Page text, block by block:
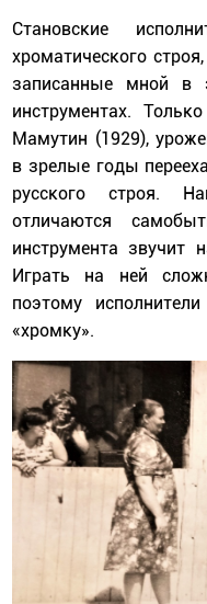
Становские
хроматического
записанные мной в
инструментах.
Мамутин (1929),
в зрелые годы
русского строя.
отличаются
инструмента
Играть на ней
поэтому
«хромку».